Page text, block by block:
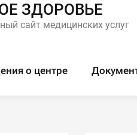
ЗДОРОВЬЕ
сайт медицинских услуг
о центре